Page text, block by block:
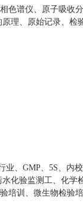
色谱仪、原子吸收
理、原始记录、检
业、 GMP、5S、内
水化验监测工、 化学
验培训、微生物检验培